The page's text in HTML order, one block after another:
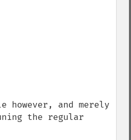
and merely
the regular